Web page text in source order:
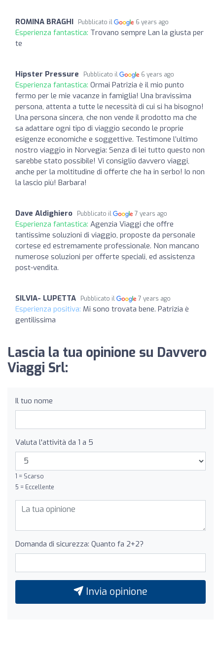
ROMINA BRAGHI Pubblicato il 6 years ago
Esperienza fantastica: Trovano sempre Lan la giusta per
te
Hipster Pressure Pubblicato il 6 years ago
Esperienza fantastica: Ormai Patrizia è il mio punto
fermo per le mie vacanze in famiglia! Una bravissima
persona, attenta a tutte le necessità di cui si ha bisogno!
Una persona sincera, che non vende il prodotto ma che
sa adattare ogni tipo di viaggio secondo le proprie
esigenze economiche e soggettive. Testimone l’ultimo
nostro viaggio in Norvegia: Senza di lei tutto questo non
sarebbe stato possibile! Vi consiglio davvero viaggi,
anche per la moltitudine di offerte che ha in serbo! Io non
la lascio più! Barbara!
Dave Aldighiero Pubblicato il 7 years ago
Esperienza fantastica: Agenzia Viaggi che offre
tantissime soluzioni di viaggio, proposte da personale
cortese ed estremamente professionale. Non mancano
numerose soluzioni per offerte speciali, ed assistenza
post-vendita.
SILVIA- LUPETTA Pubblicato il 7 years ago
Esperienza positiva: Mi sono trovata bene. Patrizia è
gentilissima
Lascia la tua opinione su Davvero
Viaggi Srl:
Il tuo nome
Valuta l'attività da 1 a 5
1 = Scarso
5 = Eccellente
Domanda di sicurezza: Quanto fa 2+2?
Invia opinione